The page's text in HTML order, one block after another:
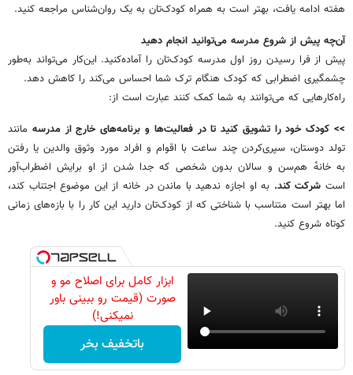
هفته ادامه یافت، بهتر است به همراه کودک‌تان به یک روان‌شناس مراجعه کنید.
آن‌چه پیش از شروع مدرسه می‌توانید انجام دهید
پیش از فرا رسیدن روز اول مدرسه کودک‌تان را آماده‌کنید. این‌کار می‌تواند به‌طور
چشمگیری اضطرابی که کودک‌ هنگام ترک شما احساس می‌کند را کاهش دهد.
راه‌کارهایی که می‌توانند به شما کمک کنند عبارت است از:
>> کودک خود را تشویق کنید تا در فعالیت‌ها و برنامه‌های خارج از مدرسه مانند
تولد دوستان، سپری‌کردن چند ساعت با اقوام و افراد مورد وثوق والدین یا رفتن
به خانه‌ٔ هم‌سن و سالان بدون شخصی که جدا شدن از او برایش اضطراب‌آور
است شرکت کند. به او اجازه ندهید با ماندن در خانه از این موضوع اجتناب کند،
اما بهتر است متناسب با شناختی که از کودک‌تان دارید این کار را با بازه‌های زمانی
کوتاه شروع کنید.
ابزار کامل برای اصلاح مو و
صورت (قیمت رو ببینی باور
نمیکنی!)
باتخفیف بخر